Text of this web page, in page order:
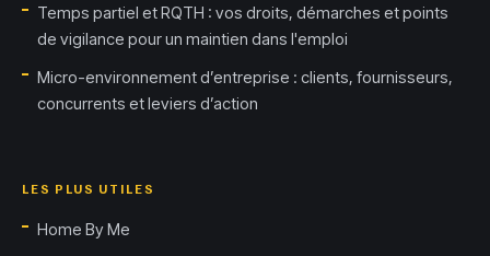
Temps partiel et RQTH : vos droits, démarches et points
de vigilance pour un maintien dans l'emploi
Micro-environnement d’entreprise : clients, fournisseurs,
concurrents et leviers d’action
LES PLUS UTILES
Home By Me